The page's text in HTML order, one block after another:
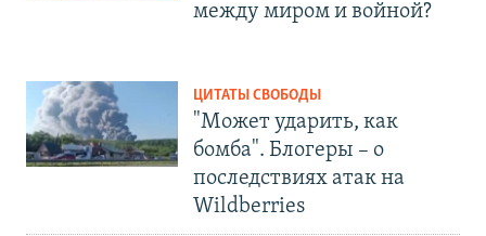
между миром и войной?
ЦИТАТЫ СВОБОДЫ
"Может ударить, как
бомба". Блогеры – о
последствиях атак на
Wildberries